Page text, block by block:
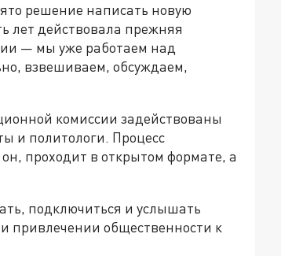
решение написать новую
лет действовала прежняя
— мы уже работаем над
взвешиваем, обсуждаем,
комиссии задействованы
и политологи. Процесс
проходит в открытом формате, а
подключиться и услышать
привлечении общественности к